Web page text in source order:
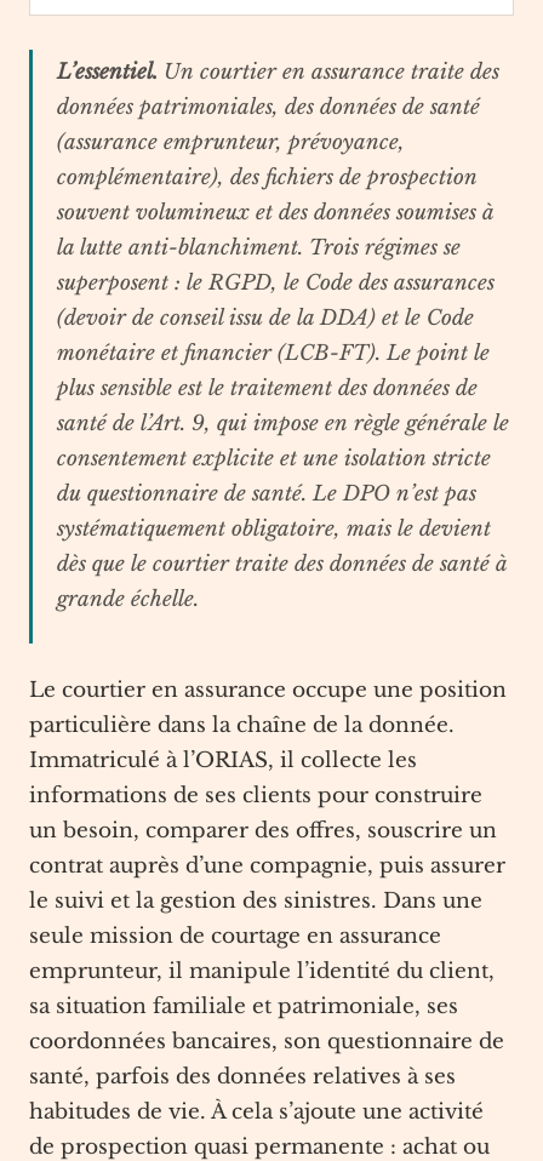
L’essentiel. Un courtier en assurance traite des
données patrimoniales, des données de santé
(assurance emprunteur, prévoyance,
complémentaire), des fichiers de prospection
souvent volumineux et des données soumises à
la lutte anti-blanchiment. Trois régimes se
superposent : le RGPD, le Code des assurances
(devoir de conseil issu de la DDA) et le Code
monétaire et financier (LCB-FT). Le point le
plus sensible est le traitement des données de
santé de l’Art. 9, qui impose en règle générale le
consentement explicite et une isolation stricte
du questionnaire de santé. Le DPO n’est pas
systématiquement obligatoire, mais le devient
dès que le courtier traite des données de santé à
grande échelle.
Le courtier en assurance occupe une position
particulière dans la chaîne de la donnée.
Immatriculé à l’ORIAS, il collecte les
informations de ses clients pour construire
un besoin, comparer des offres, souscrire un
contrat auprès d’une compagnie, puis assurer
le suivi et la gestion des sinistres. Dans une
seule mission de courtage en assurance
emprunteur, il manipule l’identité du client,
sa situation familiale et patrimoniale, ses
coordonnées bancaires, son questionnaire de
santé, parfois des données relatives à ses
habitudes de vie. À cela s’ajoute une activité
de prospection quasi permanente : achat ou